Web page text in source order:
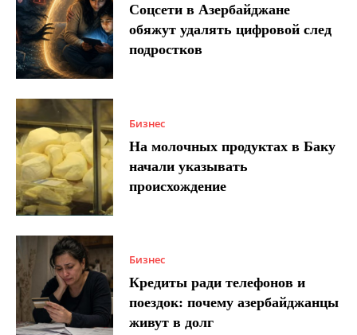
Соцсети в Азербайджане
обяжут удалять цифровой след
подростков
Бизнес
На молочных продуктах в Баку
начали указывать
происхождение
Бизнес
Кредиты ради телефонов и
поездок: почему азербайджанцы
живут в долг